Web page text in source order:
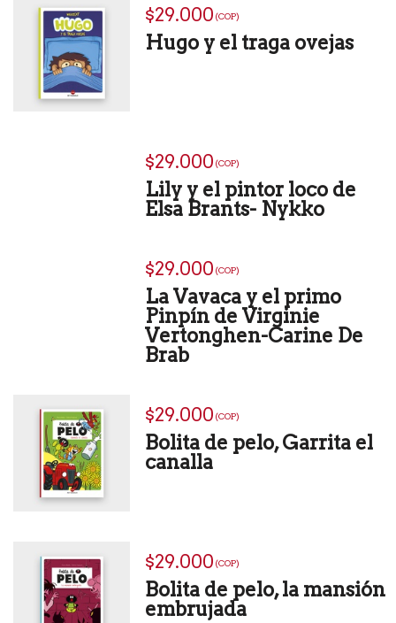
$29.000(COP)
Hugo y el traga ovejas
$29.000(COP)
Lily y el pintor loco de
Elsa Brants- Nykko
$29.000(COP)
La Vavaca y el primo
Pinpín de Virginie
Vertonghen-Carine De
Brab
$29.000(COP)
Bolita de pelo, Garrita el
canalla
$29.000(COP)
Bolita de pelo, la mansión
embrujada